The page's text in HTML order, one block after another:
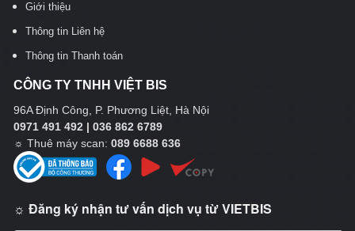
Giới thiệu
Thông tin Liên hệ
Thông tin Thanh toán
CÔNG TY TNHH VIỆT BIS
96A Định Công, P. Phương Liệt, Hà Nội
0971 491 492 | 036 862 6789
☼ Thuê máy scan: 089 6688 636
☼ Đăng ký nhận tư vấn dịch vụ từ VIETBIS